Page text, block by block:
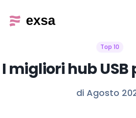
Top 10
I migliori hub
di Agosto